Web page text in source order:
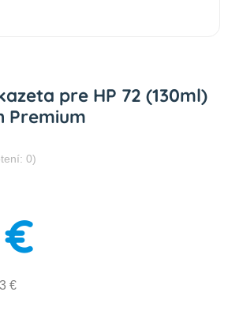
pre HP 72 (130ml)
Premium
0)
€